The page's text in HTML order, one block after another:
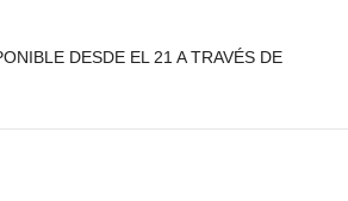
DESDE EL 21 A TRAVÉS DE